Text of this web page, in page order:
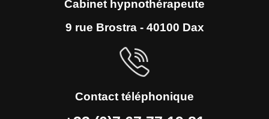
Cabinet hypnothérapeute
9 rue Brostra - 40100 Dax
Contact téléphonique